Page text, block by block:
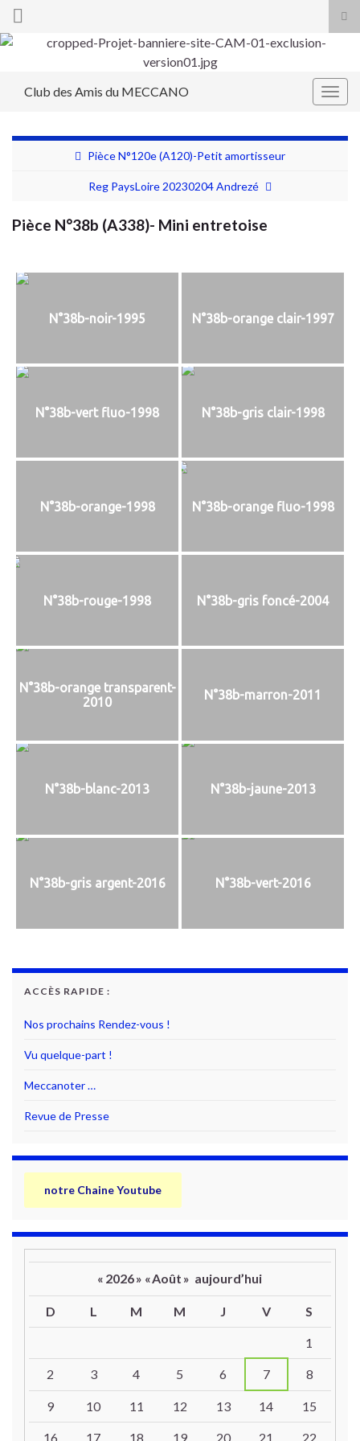
Search for:
Club des Amis du MECCANO
Pièce N°120e (A120)-Petit amortisseur
Reg PaysLoire 20230204 Andrezé
Pièce N°38b (A338)- Mini entretoise
N°38b-noir-1995 N°38b-orange clair-1997
N°38b-vert fluo-1998 N°38b-gris clair-1998
N°38b-orange-1998 N°38b-orange fluo-1998
N°38b-rouge-1998 N°38b-gris foncé-2004
N°38b-orange transparent-
2010
N°38b-marron-2011
N°38b-blanc-2013 N°38b-jaune-2013
N°38b-gris argent-2016 N°38b-vert-2016
ACCÈS RAPIDE :
Nos prochains Rendez-vous !
Vu quelque-part !
Meccanoter …
Revue de Presse
notre Chaine Youtube
« 2026» «Août » aujourd’hui
D L M M J V S
1
2 3 4 5 6 7 8
9 10 11 12 13 14 15
16 17 18 19 20 21 22